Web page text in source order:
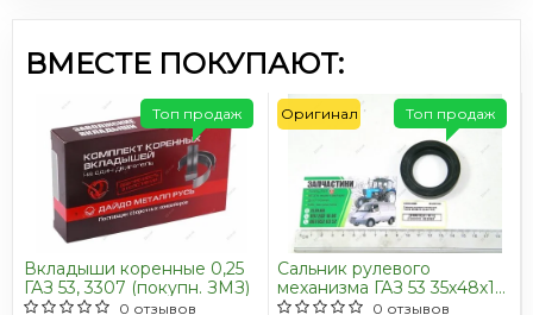
ВМЕСТЕ ПОКУПАЮТ:
Вкладыши коренные 0,25
ГАЗ 53, 3307 (покупн. ЗМЗ)
0 отзывов
Топ продаж
Сальник рулевого
механизма ГАЗ 53 35х48х10
(пр-во ГАЗ) 0 отзывов
Топ продаж
Оригинал